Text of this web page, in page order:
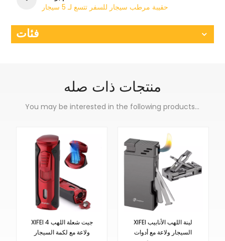
حقيبة مرطب سيجار للسفر تتسع لـ 5 سيجار
فئات
منتجات ذات صله
You may be interested in the following products...
XIFEI 4 جيت شعلة اللهب
ولاعة مع لكمة السيجار
XIFEI لينة اللهب الأنابيب
السيجار ولاعة مع أدوات